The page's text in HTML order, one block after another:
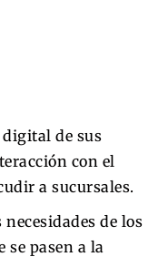
de sus
con el
a sucursales.
de los
se pasen a la